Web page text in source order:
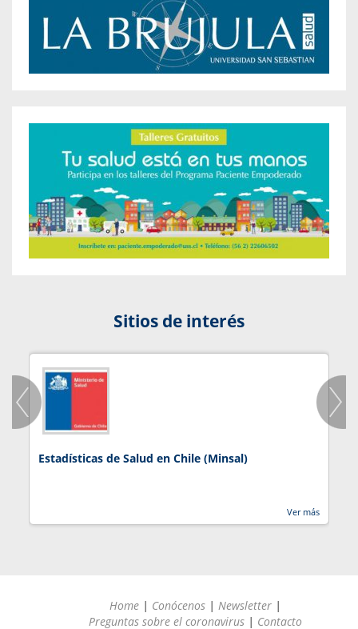
Sitios de interés
Estadísticas de Salud en Chile (Minsal)
Ver más
Home | Conócenos | Newsletter |
Preguntas sobre el coronavirus | Contacto